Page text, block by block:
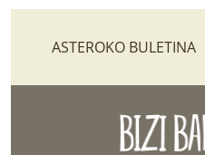
ASTEROKO BULETINA